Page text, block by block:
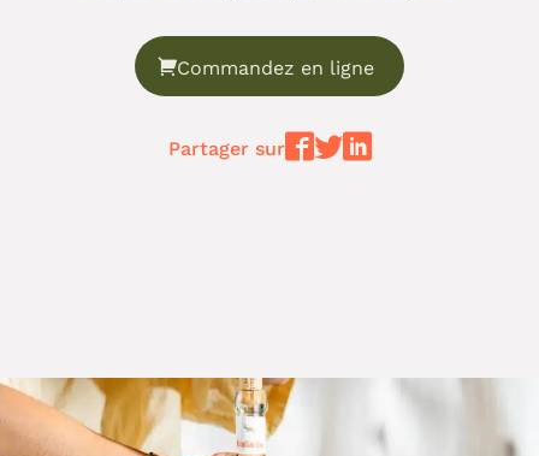
Commandez en ligne
Partager sur